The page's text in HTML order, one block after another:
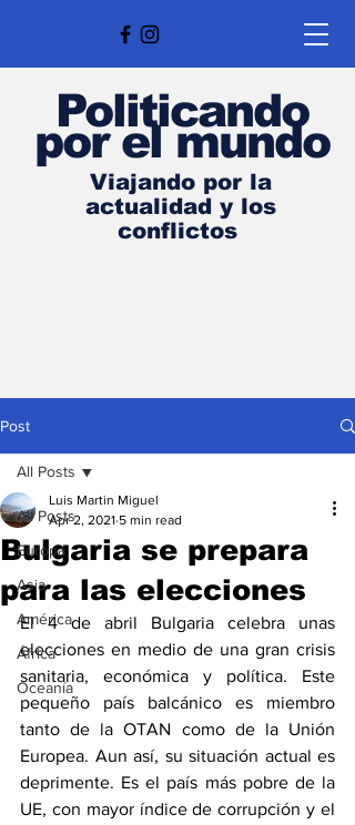
Politicando
por el mundo
Viajando por la
actualidad y los
conflictos
Post
All Posts
Europa
Asia
América
África
Oceanía
All Posts
Bulgaria se prepara
para las elecciones
Luis Martin Miguel
Apr 2, 2021 5 min read
El 4 de abril Bulgaria celebra unas
elecciones en medio de una gran crisis
sanitaria, económica y política. Este
pequeño país balcánico es miembro
tanto de la OTAN como de la Unión
Europea. Aun así, su situación actual es
deprimente. Es el país más pobre de la
UE, con mayor índice de corrupción y el